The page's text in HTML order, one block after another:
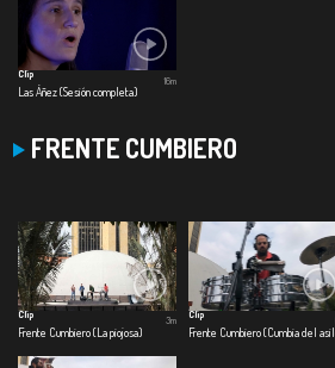
Clip
Las Áñez (Sesión completa)
16m
FRENTE CUMBIERO
Clip
Frente Cumbiero (La piojosa)
3m
Clip
Frente Cumbiero (Cumbia del